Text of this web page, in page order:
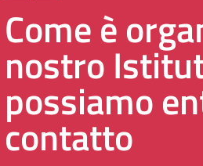
Come è
nostro
possiamo
contatto